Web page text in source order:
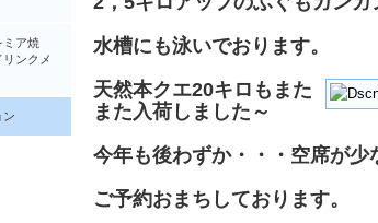
水槽にも泳いでおります。
天然本クエ20キロもまた
また入荷しました～
今年も後わずか・・・空席が少
ご予約おまちしております。
ミア焼
ンクメ
ン